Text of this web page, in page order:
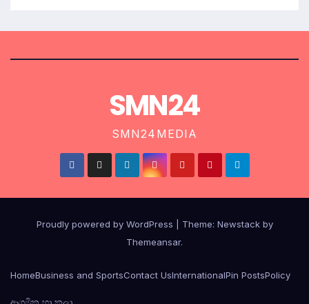
SMN24
SMN24MEDIA
Proudly powered by WordPress Theme: Newstackby
Themeansar.
HomeBusiness and SportsContact UsInternationalPin PostsPolicy